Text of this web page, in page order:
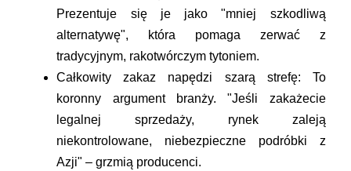
Prezentuje się je jako "mniej szkodliwą
alternatywę", która pomaga zerwać z
tradycyjnym, rakotwórczym tytoniem.
Całkowity zakaz napędzi szarą strefę: To
koronny argument branży. "Jeśli zakażecie
legalnej sprzedaży, rynek zaleją
niekontrolowane, niebezpieczne podróbki z
Azji" – grzmią producenci.